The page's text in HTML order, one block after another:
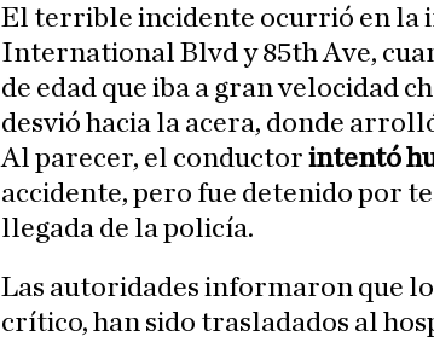
El terrible incidente ocurrió en la
International Blvd y 85th Ave,
de edad que iba a gran velocidad
desvió hacia la acera, donde
Al parecer, el conductor intentó
accidente, pero fue detenido por
llegada de la policía.
Las autoridades informaron que
crítico, han sido trasladados al